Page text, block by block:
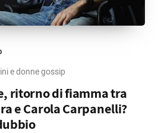
e donne gossip
ritorno di fiamma tra
e Carola Carpanelli?